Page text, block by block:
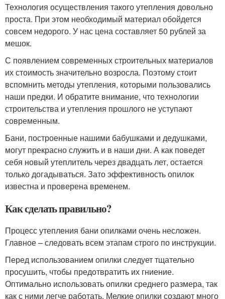
Технология осуществления такого утепления довольно
проста. При этом необходимый материал обойдется
совсем недорого. У нас цена составляет 50 рублей за
мешок.
С появлением современных строительных материалов
их стоимость значительно возросла. Поэтому стоит
вспомнить методы утепления, которыми пользовались
наши предки. И обратите внимание, что технологии
строительства и утепления прошлого не уступают
современным.
Бани, построенные нашими бабушками и дедушками,
могут прекрасно служить и в наши дни. А как поведет
себя новый утеплитель через двадцать лет, остается
только догадываться. Зато эффективность опилок
известна и проверена временем.
Как сделать правильно?
Процесс утепления бани опилками очень несложен.
Главное – следовать всем этапам строго по инструкции.
Перед использованием опилки следует тщательно
просушить, чтобы предотвратить их гниение.
Оптимально использовать опилки среднего размера, так
как с ними легче работать. Мелкие опилки создают много